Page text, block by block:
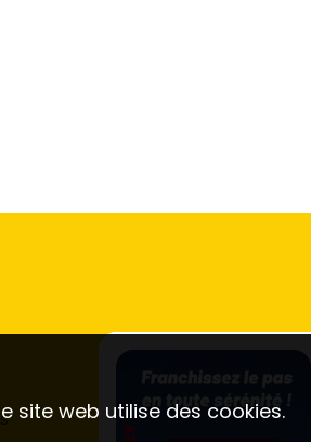
site web utilise des cookies.